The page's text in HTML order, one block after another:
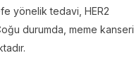
yönelik tedavi, HER2
durumda, meme kanseri